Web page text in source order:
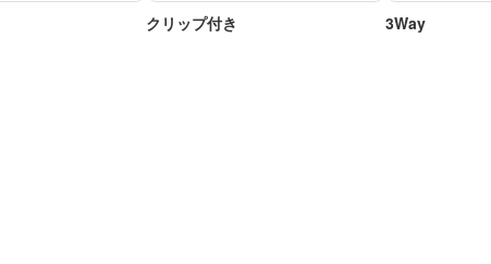
クリップ付き 3Way